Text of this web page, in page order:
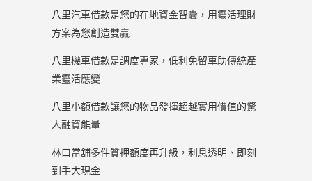
八里汽車借款是您的在地資金智囊，用靈活理財
方案為您創造雙贏
八里機車借款是調度專家，低利免留車助傳統產
業靈活應變
八里小額借款讓您的物品發揮超越實用價值的驚
人融資能量
林口當舖多件質押額度再升級，利息透明、即刻
到手大現金